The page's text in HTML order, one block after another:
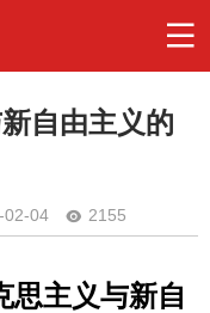
自由主义的
02-04 2155
思主义与新自